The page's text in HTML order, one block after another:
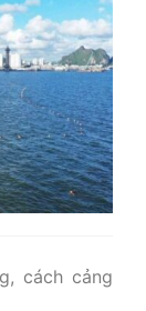
cách cảng